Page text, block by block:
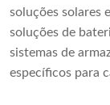
soluções solares
soluções de
sistemas de
específicos para